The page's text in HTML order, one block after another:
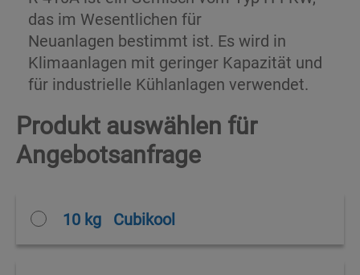
das im Wesentlichen für
Neuanlagen bestimmt ist. Es wird in
Klimaanlagen mit geringer Kapazität und
für industrielle Kühlanlagen verwendet.
Produkt auswählen für
Angebotsanfrage
10 kg Cubikool